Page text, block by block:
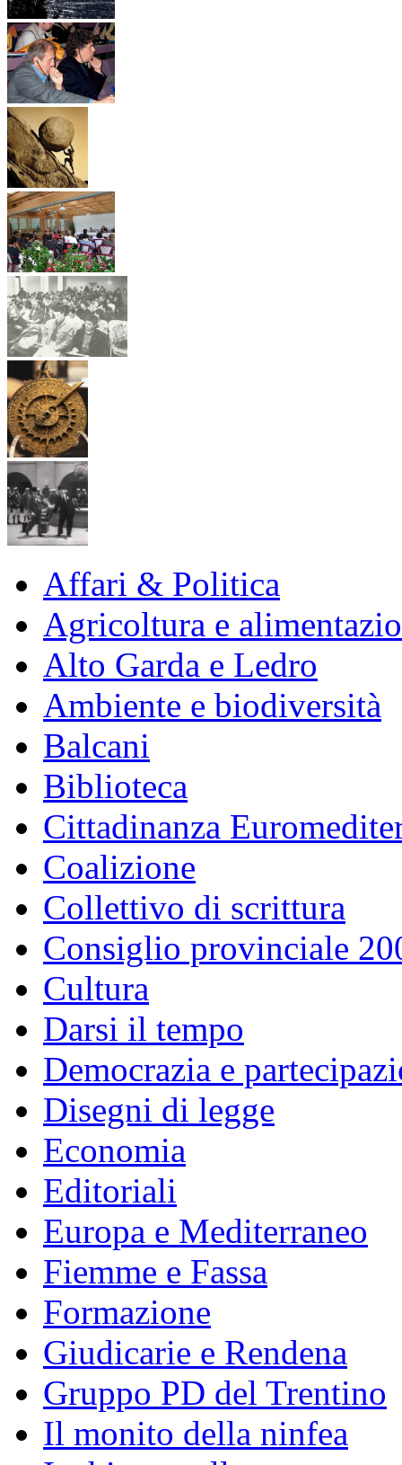
Affari & Politica
Agricoltura e
Alto Garda e Ledro
Ambiente e biodiversità
Balcani
Biblioteca
Cittadinanza
Coalizione
Collettivo di scrittura
Consiglio provinciale
Cultura
Darsi il tempo
Democrazia e
Disegni di legge
Economia
Editoriali
Europa e Mediterraneo
Fiemme e Fassa
Formazione
Giudicarie e Rendena
Gruppo PD del Trentino
Il monito della ninfea